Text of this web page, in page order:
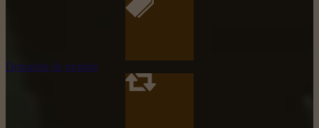
Demande de produit